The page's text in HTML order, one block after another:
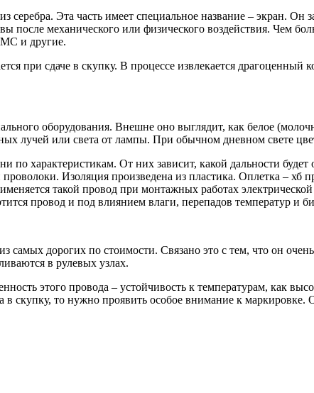
серебра. Эта часть имеет специальное название – экран.
механического или физического воздействия. Чем
МС и другие.
при сдаче в скупку. В процессе извлекается драгоценный
оборудования. Внешне оно выглядит, как белое
лучей или света от лампы. При обычном дневном свете
по характеристикам. От них зависит, какой дальности
Изоляция произведена из пластика. Оплетка –
такой провод при монтажных работах
провод и под влиянием влаги, перепадов температур и
самых дорогих по стоимости. Связано это с тем, что он
в рулевых узлах.
этого провода – устойчивость к температурам, как
в скупку, то нужно проявить особое внимание к